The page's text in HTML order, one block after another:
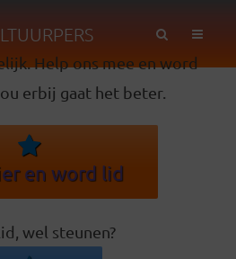
Help ons mee en word
erbij gaat het beter.
en word lid
wel steunen?